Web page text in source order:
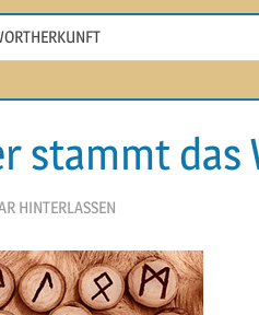
stammt das
2013
HINTERLASSEN